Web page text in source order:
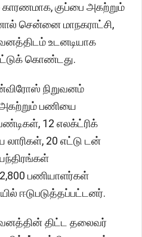
குப்பை அகற்றும்
சென்னை மாநகராட்சி,
உடனடியாக
கொண்டது.
நிறுவனம்
அகற்றும் பணியை
12 எலக்ட்ரிக்
லாரிகள், 20 எட்டு டன்
பணியாளர்கள்
ஈடுபடுத்தப்பட்டனர்.
திட்ட தலைவர்